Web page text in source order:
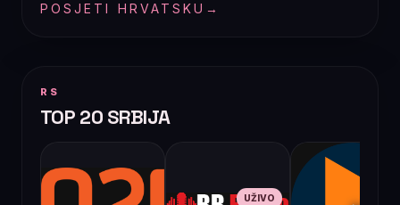
POSJETI HRVATSKU →
RS
TOP 20 SRBIJA
UŽIVO